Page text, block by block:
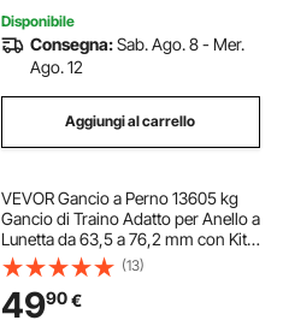
Disponibile
Consegna:Sab. Ago. 8 - Mer.
Ago. 12
Aggiungi al carrello
VEVOR Gancio a Perno 13605 kg
Gancio di Traino Adatto per Anello a
Lunetta da 63,5 a 76,2 mm con Kit
di Montaggio, Adesivi di
Avvertimento Fosforescenti,
Verniciatura a Polvere Nera, per Vari
Veicoli
(13)
4990€